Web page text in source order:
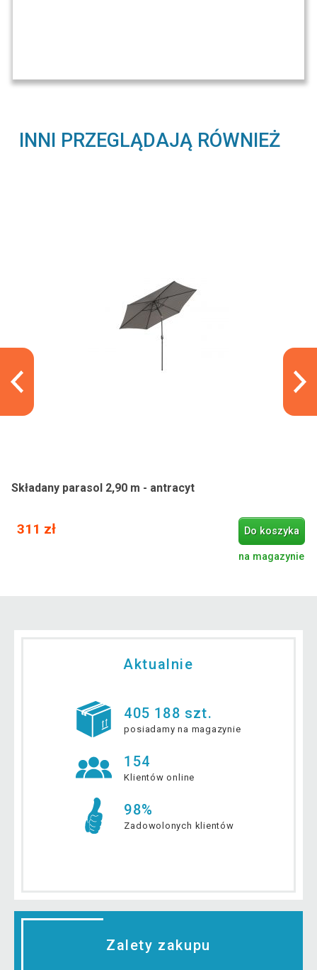
INNI PRZEGLĄDAJĄ RÓWNIEŻ
Składany parasol 2,90 m - antracyt
311 zł Do koszyka
na magazynie
Aktualnie
405 188 szt.
posiadamy na magazynie
154
Klientów online
98%
Zadowolonych klientów
Zalety zakupu